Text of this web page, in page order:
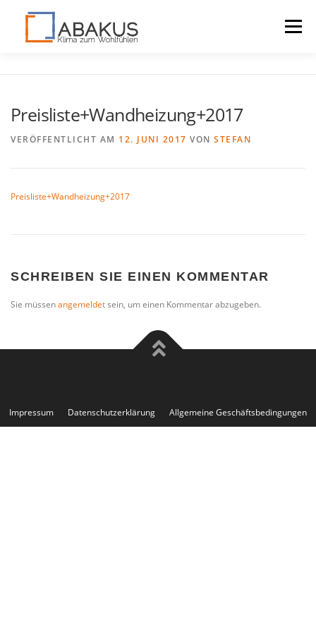
Menü
KONTAKT
Preisliste+Wandheizung+2017
VERÖFFENTLICHT AM 12. JUNI 2017 VON STEFAN
Preisliste+Wandheizung+2017
SCHREIBEN SIE EINEN KOMMENTAR
Sie müssenangemeldetsein, um einen Kommentar abzugeben.
Impressum Datenschutzerklärung Allgemeine Geschäftsbedingungen